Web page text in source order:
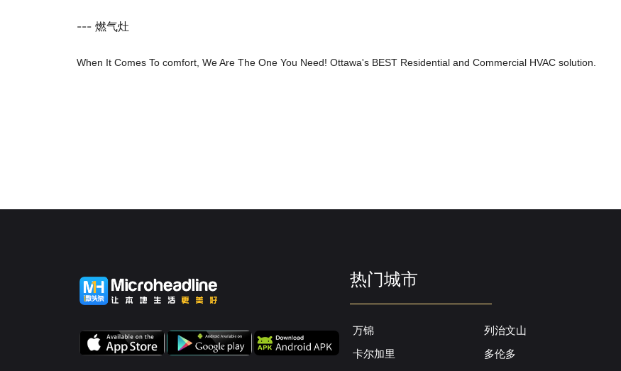
--- 燃气灶
When It Comes To comfort, We Are The One You Need! Ottawa's BEST Residential and Commercial HVAC solution.
热门城市
万锦
列治文山
卡尔加里
多伦多